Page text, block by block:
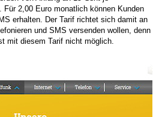
Für 2,00 Euro monatlich können Kunden
erhalten. Der Tarif richtet sich damit an
und SMS versenden wollen, denn
mit diesem Tarif nicht möglich.